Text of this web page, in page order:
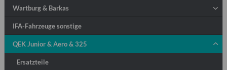
Wartburg & Barkas
IFA-Fahrzeuge sonstige
QEK Junior & Aero & 325
Ersatzteile